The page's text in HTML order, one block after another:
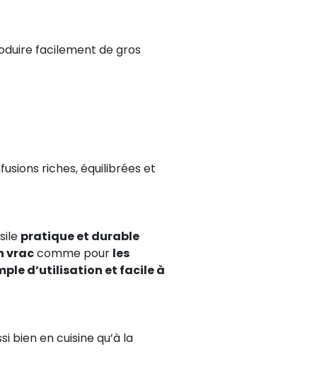
facilement de gros
riches, équilibrées et
pratique et durable
vraccomme pour les
d’utilisation et facile à
bien en cuisine qu’à la